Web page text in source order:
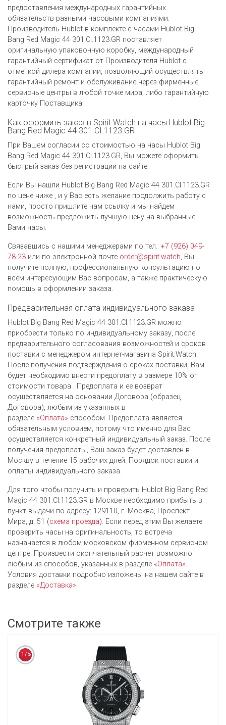
предоставления международных гарантийных
обязательств разными часовыми компаниями.
Производитель Hublot в комплекте с часами Hublot Big
Bang Red Magic 44 301.CI.1123.GR поставляет
оригинальную упаковочную коробку, международный
гарантийный сертификат от Производителя Hublot c
отметкой дилера компании, позволяющий осуществлять
гарантийный ремонт и обслуживание через фирменные
сервисные центры в любой точке мира, либо гарантийную
карточку Поставщика.
Как оформить заказ в Spirit.Watch на часы Hublot Big
Bang Red Magic 44 301.CI.1123.GR
При Вашем согласии со стоимостью на часы Hublot Big
Bang Red Magic 44 301.CI.1123.GR, Вы можете оформить
быстрый заказ без регистрации на сайте.
Если Вы нашли Hublot Big Bang Red Magic 44 301.CI.1123.GR
по цене ниже , и у Вас есть желание продолжить работу с
нами, просто пришлите нам ссылку и мы найдем
возможность предложить лучшую цену на выбранные
Вами часы.
Связавшись с нашими менеджерами по тел.: +7 (926) 049-
78-23 или по электронной почте order@spirit.watch, Вы
получите полную, профессиональную консультацию по
всем интересующим Вас вопросам, а также практическую
помощь в оформлении заказа.
Предварительная оплата индивидуального заказа
Hublot Big Bang Red Magic 44 301.CI.1123.GR можно
приобрести только по индивидуальному заказу, после
предварительного согласования возможностей и сроков
поставки с менеджером интернет-магазина Spirit.Watch.
После получения подтверждения о сроках поставки, Вам
будет необходимо внести предоплату в размере 10% от
стоимости товара . Предоплата и ее возврат
осуществляется на основании Договора (образец
Договора), любым из указанных в
разделе «Оплата» способом. Предоплата является
обязательным условием, потому что именно для Вас
осуществляется конкретный индивидуальный заказ. После
получения предоплаты, Ваш заказ будет доставлен в
Москву в течение 15 рабочих дней. Порядок поставки и
оплаты индивидуального заказа.
Для того чтобы получить и проверить Hublot Big Bang Red
Magic 44 301.CI.1123.GR в Москве необходимо прибыть в
пункт выдачи по адресу: 129110, г. Москва, Проспект
Мира, д. 51 (схема проезда). Если перед этим Вы желаете
проверить часы на оригинальность, то встреча
назначается в любом московском фирменном сервисном
центре. Произвести окончательный расчет возможно
любым из cпособов, указанных в разделе «Оплата».
Условия доставки подробно изложены на нашем сайте в
разделе «Доставка».
Смотрите также
17%